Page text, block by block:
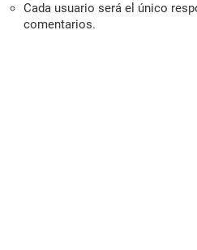
Cada usuario será el único
comentarios.